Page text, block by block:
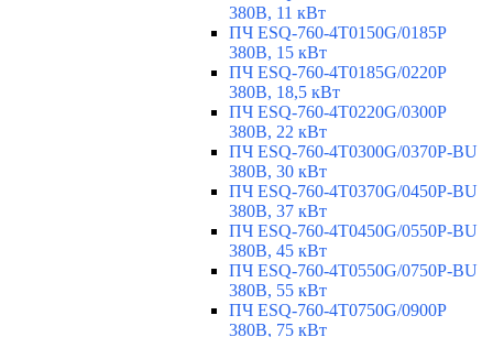
380В, 11 кВт
ПЧ ESQ-760-4T0150G/0185P
380В, 15 кВт
ПЧ ESQ-760-4T0185G/0220P
380В, 18,5 кВт
ПЧ ESQ-760-4T0220G/0300P
380В, 22 кВт
ПЧ ESQ-760-4T0300G/0370P-BU
380В, 30 кВт
ПЧ ESQ-760-4T0370G/0450P-BU
380В, 37 кВт
ПЧ ESQ-760-4T0450G/0550P-BU
380В, 45 кВт
ПЧ ESQ-760-4T0550G/0750P-BU
380В, 55 кВт
ПЧ ESQ-760-4T0750G/0900P
380В, 75 кВт